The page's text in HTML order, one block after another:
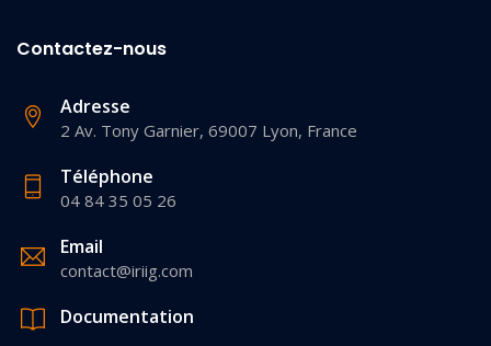
Contactez-nous
Adresse
2 Av. Tony Garnier, 69007 Lyon, France
Téléphone
04 84 35 05 26
Email
contact@iriig.com
Documentation